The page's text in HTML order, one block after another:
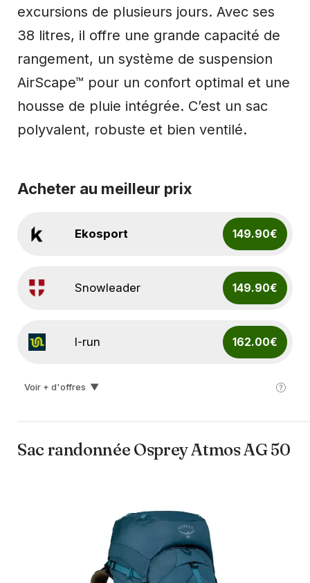
excursions de plusieurs jours. Avec ses
38 litres, il offre une grande capacité de
rangement, un système de suspension
AirScape™ pour un confort optimal et une
housse de pluie intégrée. C’est un sac
polyvalent, robuste et bien ventilé.
Acheter au meilleur prix
Ekosport 149.90€
Snowleader 149.90€
I-run 162.00€
Voir + d'offres ▼
Sac randonnée Osprey Atmos AG 50